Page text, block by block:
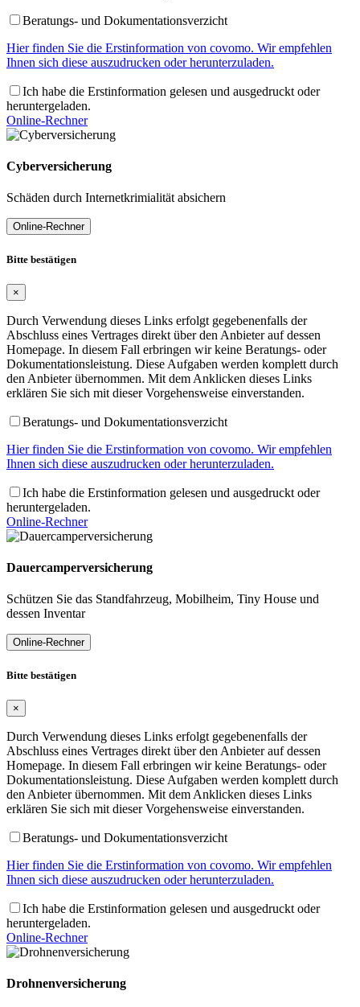
Beratungs- und Dokumentationsverzicht
Hier finden Sie die Erstinformation von covomo. Wir empfehlen
Ihnen sich diese auszudrucken oder herunterzuladen.
Ich habe die Erstinformation gelesen und ausgedruckt oder
heruntergeladen.
Online-Rechner
Cyberversicherung
Schäden durch Internetkrimialität absichern
Online-Rechner
Bitte bestätigen
×
Durch Verwendung dieses Links erfolgt gegebenenfalls der
Abschluss eines Vertrages direkt über den Anbieter auf dessen
Homepage. In diesem Fall erbringen wir keine Beratungs- oder
Dokumentationsleistung. Diese Aufgaben werden komplett durch
den Anbieter übernommen. Mit dem Anklicken dieses Links
erklären Sie sich mit dieser Vorgehensweise einverstanden.
Beratungs- und Dokumentationsverzicht
Hier finden Sie die Erstinformation von covomo. Wir empfehlen
Ihnen sich diese auszudrucken oder herunterzuladen.
Ich habe die Erstinformation gelesen und ausgedruckt oder
heruntergeladen.
Online-Rechner
Dauercamperversicherung
Schützen Sie das Standfahrzeug, Mobilheim, Tiny House und
dessen Inventar
Online-Rechner
Bitte bestätigen
×
Durch Verwendung dieses Links erfolgt gegebenenfalls der
Abschluss eines Vertrages direkt über den Anbieter auf dessen
Homepage. In diesem Fall erbringen wir keine Beratungs- oder
Dokumentationsleistung. Diese Aufgaben werden komplett durch
den Anbieter übernommen. Mit dem Anklicken dieses Links
erklären Sie sich mit dieser Vorgehensweise einverstanden.
Beratungs- und Dokumentationsverzicht
Hier finden Sie die Erstinformation von covomo. Wir empfehlen
Ihnen sich diese auszudrucken oder herunterzuladen.
Ich habe die Erstinformation gelesen und ausgedruckt oder
heruntergeladen.
Online-Rechner
Drohnenversicherung